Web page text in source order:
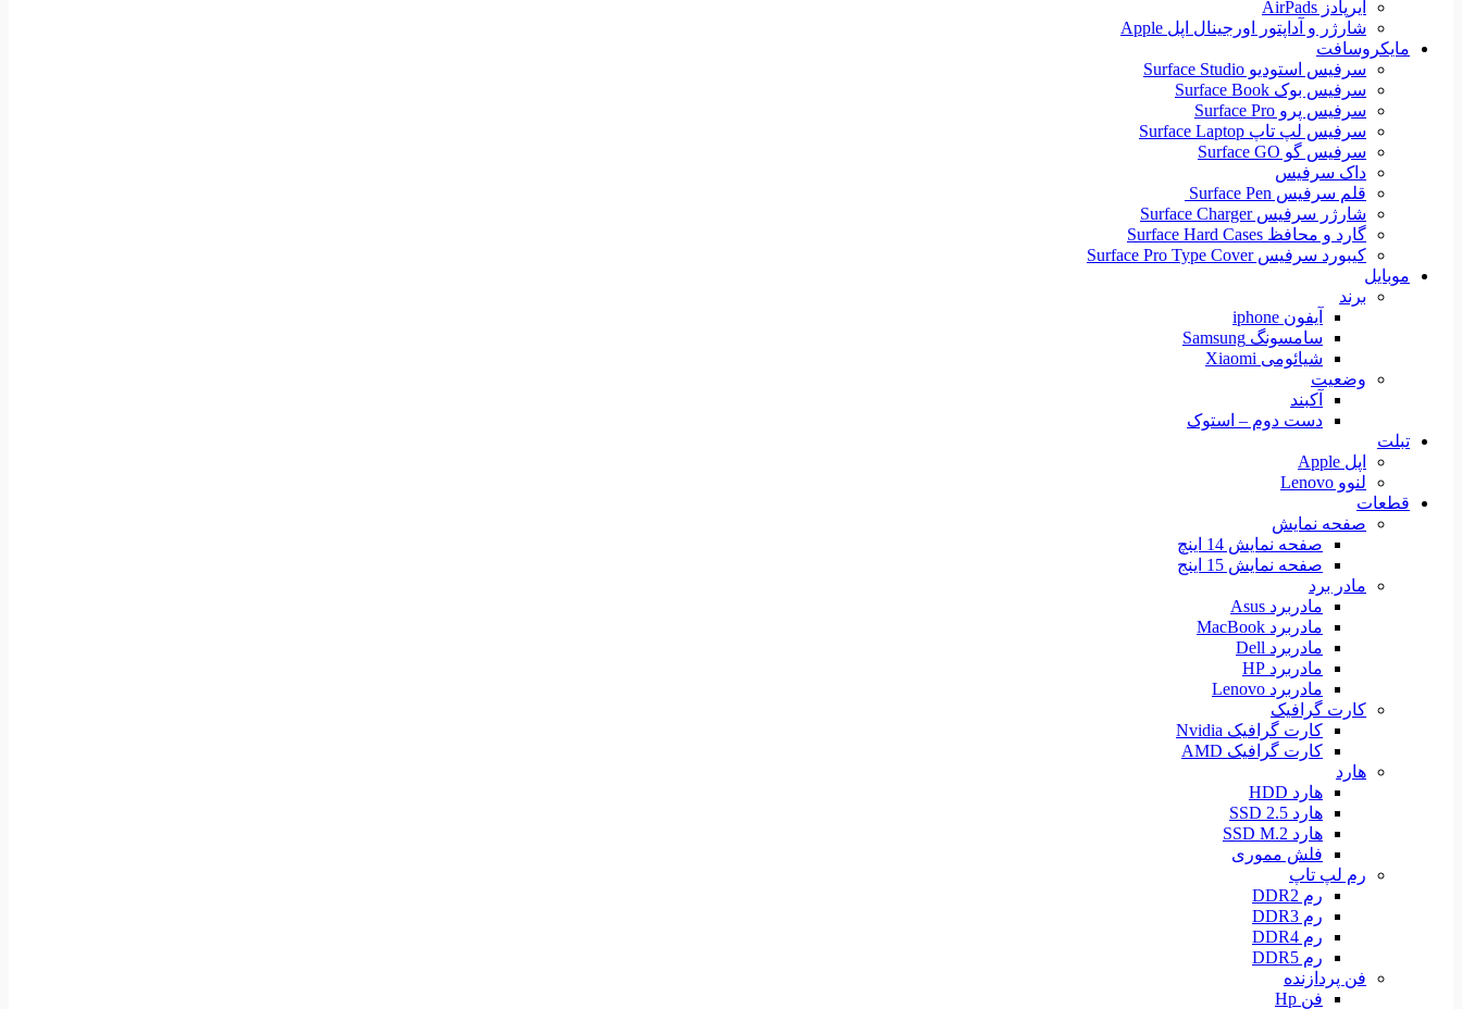
ایرپادز AirPads
شارژر و آداپتور اورجینال اپل Apple
مایکروسافت
سرفیس استودیو Surface Studio
سرفیس بوک Surface Book
سرفیس پرو Surface Pro
سرفیس لپ تاپ Surface Laptop
سرفیس گو Surface GO
داک سرفیس
قلم سرفیس Surface Pen
شارژر سرفیس Surface Charger
گارد و محافظ Surface Hard Cases
کیبورد سرفیس Surface Pro Type Cover
موبایل
برند
آیفون iphone
سامسونگ Samsung
شیائومی Xiaomi
وضعیت
آکبند
دست دوم – استوک
تبلت
اپل Apple
لنوو Lenovo
قطعات
صفحه نمایش
صفحه نمایش 14 اینچ
صفحه نمایش 15 اینج
مادر برد
مادربرد Asus
مادربرد MacBook
مادربرد Dell
مادربرد HP
مادربرد Lenovo
کارت گرافیک
کارت گرافیک Nvidia
کارت گرافیک AMD
هارد
هارد HDD
هارد SSD 2.5
هارد SSD M.2
فلش مموری
رم لپ تاپ
رم DDR2
رم DDR3
رم DDR4
رم DDR5
فن پردازنده
فن Hp